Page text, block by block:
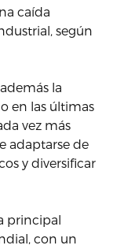
caída
según
la
en las últimas
vez más
adaptarse de
y diversificar
principal
con un